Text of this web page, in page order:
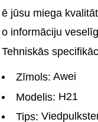
ē jūsu miega
o informāciju
Tehniskās
Zīmols: Awei
Modelis: H21
Tips: